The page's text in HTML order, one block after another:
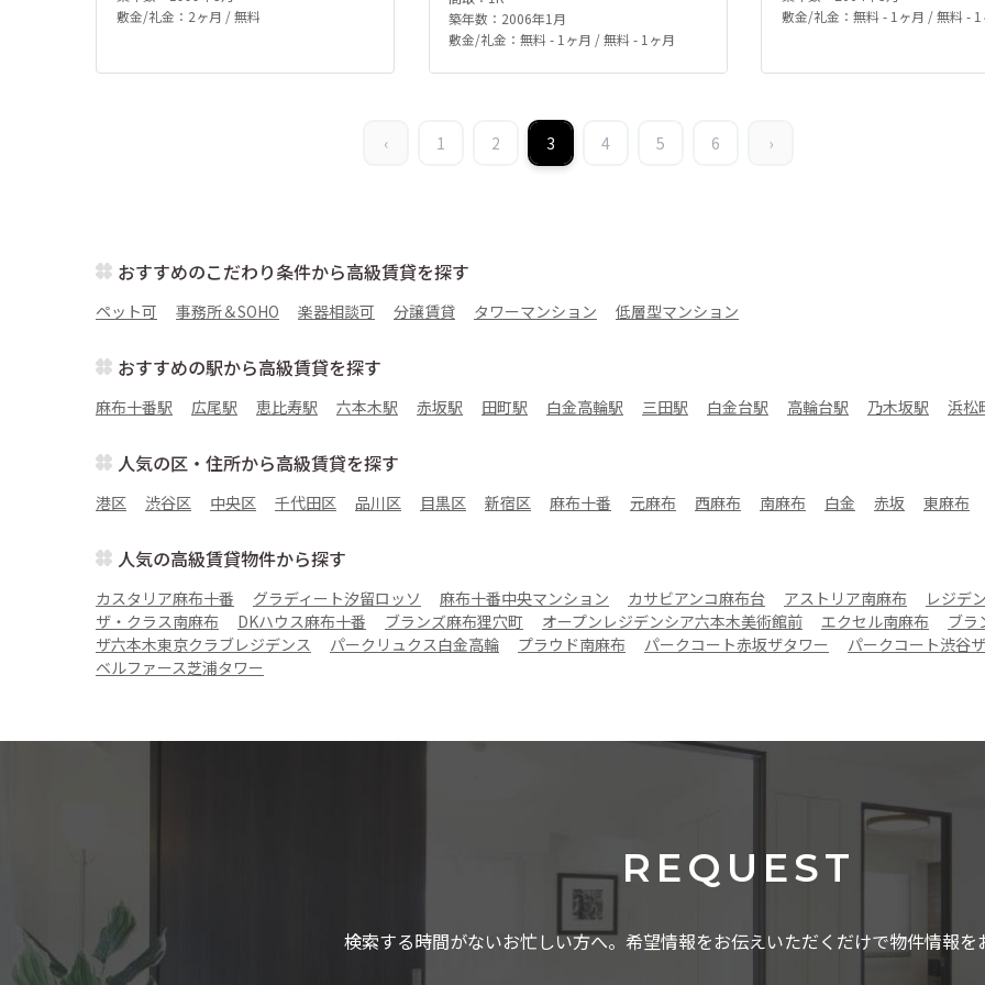
敷金/礼金：2ヶ月 / 無料
築年数：2006年1月
敷金/礼金：無料 - 1ヶ月 / 無料 - 1ヶ月
敷金/礼金：無料 - 1ヶ月 / 無料 - 1
‹ 1 2 3 4 5 6 ›
おすすめのこだわり条件から高級賃貸を探す
ペット可 事務所＆SOHO 楽器相談可 分譲賃貸 タワーマンション 低層型マンション
おすすめの駅から高級賃貸を探す
麻布十番駅 広尾駅 恵比寿駅 六本木駅 赤坂駅 田町駅 白金高輪駅 三田駅 白金台駅 高輪台駅 乃木坂駅 浜松
人気の区・住所から高級賃貸を探す
港区 渋谷区 中央区 千代田区 品川区 目黒区 新宿区 麻布十番 元麻布 西麻布 南麻布 白金 赤坂 東麻布
人気の高級賃貸物件から探す
カスタリア麻布十番 グラディート汐留ロッソ 麻布十番中央マンション カサビアンコ麻布台 アストリア南麻布 レジデ
ザ・クラス南麻布
DKハウス麻布十番 ブランズ麻布狸穴町 オープンレジデンシア六本木美術館前 エクセル南麻布 ブラ
ザ六本木東京クラブレジデンス
パークリュクス白金高輪 プラウド南麻布 パークコート赤坂ザタワー パークコート渋谷
ベルファース芝浦タワー
REQUEST
検索する時間がないお忙しい方へ。希望情報をお伝えいただくだけで物件情報を